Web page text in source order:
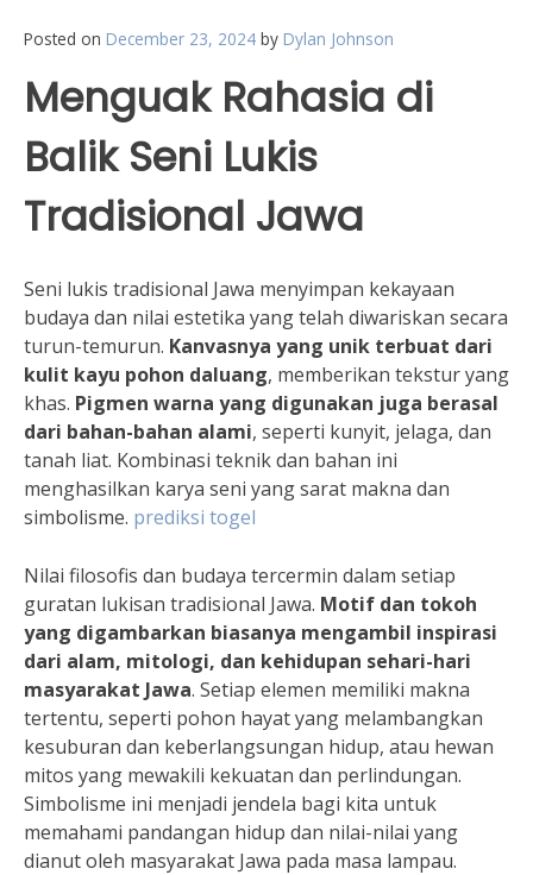
Posted on December 23, 2024 by Dylan Johnson
Menguak Rahasia di
Balik Seni Lukis
Tradisional Jawa
Seni lukis tradisional Jawa menyimpan kekayaan
budaya dan nilai estetika yang telah diwariskan secara
turun-temurun. Kanvasnya yang unik terbuat dari
kulit kayu pohon daluang, memberikan tekstur yang
khas. Pigmen warna yang digunakan juga berasal
dari bahan-bahan alami, seperti kunyit, jelaga, dan
tanah liat. Kombinasi teknik dan bahan ini
menghasilkan karya seni yang sarat makna dan
simbolisme. prediksi togel
Nilai filosofis dan budaya tercermin dalam setiap
guratan lukisan tradisional Jawa. Motif dan tokoh
yang digambarkan biasanya mengambil inspirasi
dari alam, mitologi, dan kehidupan sehari-hari
masyarakat Jawa. Setiap elemen memiliki makna
tertentu, seperti pohon hayat yang melambangkan
kesuburan dan keberlangsungan hidup, atau hewan
mitos yang mewakili kekuatan dan perlindungan.
Simbolisme ini menjadi jendela bagi kita untuk
memahami pandangan hidup dan nilai-nilai yang
dianut oleh masyarakat Jawa pada masa lampau.